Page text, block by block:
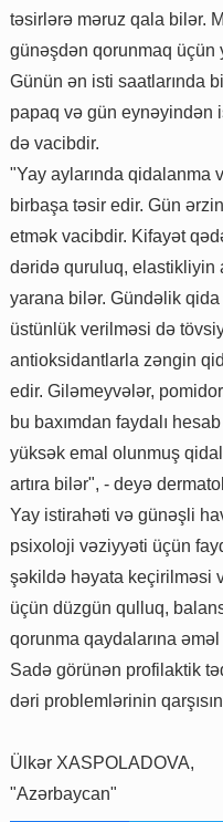
təsirlərə məruz qala bilər.
günəşdən qorunmaq üçün
Günün ən isti saatlarında
papaq və gün eynəyindən
də vacibdir.
"Yay aylarında qidalanma
birbaşa təsir edir. Gün
etmək vacibdir. Kifayət
dəridə quruluq, elastikliyin
yarana bilər. Gündəlik
üstünlük verilməsi də
antioksidantlarla zəngin
edir. Giləmeyvələr,
bu baxımdan faydalı
yüksək emal olunmuş
artıra bilər", - deyə
Yay istirahəti və günəşli
psixoloji vəziyyəti üçün
şəkildə həyata keçirilməsi
üçün düzgün qulluq,
qorunma qaydalarına
Sadə görünən profilaktik
dəri problemlərinin
Ülkər XASPOLADOVA,
"Azərbaycan"